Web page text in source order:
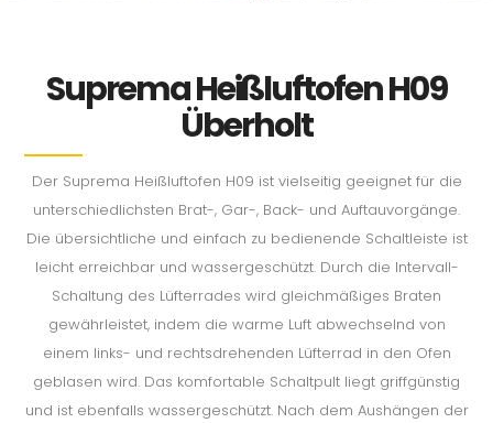
Suprema Heißluftofen H09
Überholt
Der Suprema Heißluftofen H09 ist vielseitig geeignet für die
unterschiedlichsten Brat-, Gar-, Back- und Auftauvorgänge.
Die übersichtliche und einfach zu bedienende Schaltleiste ist
leicht erreichbar und wassergeschützt. Durch die Intervall-
Schaltung des Lüfterrades wird gleichmäßiges Braten
gewährleistet, indem die warme Luft abwechselnd von
einem links- und rechtsdrehenden Lüfterrad in den Ofen
geblasen wird. Das komfortable Schaltpult liegt griffgünstig
und ist ebenfalls wassergeschützt. Nach dem Aushängen der